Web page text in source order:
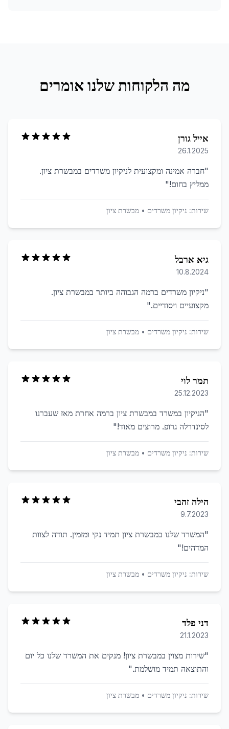
מה הלקוחות שלנו אומרים
אייל גורן
26.1.2025
"חברה אמינה ומקצועית לניקיון משרדים במבשרת ציון.
ממליץ בחום!"
שירות: ניקיון משרדים • מבשרת ציון
גיא ארבל
10.8.2024
"ניקיון משרדים ברמה הגבוהה ביותר במבשרת ציון.
מקצועיים ויסודיים."
שירות: ניקיון משרדים • מבשרת ציון
תמר לוי
25.12.2023
"הניקיון במשרד במבשרת ציון ברמה אחרת מאז שעברנו
לסינדרלה גרופ. מרוצים מאוד!"
שירות: ניקיון משרדים • מבשרת ציון
הילה זהבי
9.7.2023
"המשרד שלנו במבשרת ציון תמיד נקי ומזמין. תודה לצוות
המדהים!"
שירות: ניקיון משרדים • מבשרת ציון
דני פלד
21.1.2023
"שירות מצוין במבשרת ציון! מנקים את המשרד שלנו כל יום
והתוצאה תמיד מושלמת."
שירות: ניקיון משרדים • מבשרת ציון